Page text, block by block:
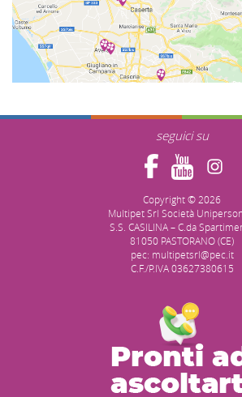
seguici su
Copyright © 2026
Multipet Srl Società
S.S. CASILINA – C.da
81050 PASTORANO (CE)
pec: multipetsrl@pec.it
C.F./P.IVA 03627380615